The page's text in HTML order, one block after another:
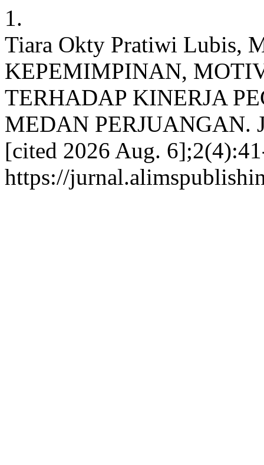
1.
Tiara Okty Pratiwi Lubis,
KEPEMIMPINAN,
TERHADAP KINERJA
MEDAN PERJUANGAN.
[cited 2026 Aug.
https://